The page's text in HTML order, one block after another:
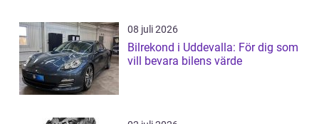
08 juli 2026
Bilrekond i Uddevalla: För dig som
vill bevara bilens värde